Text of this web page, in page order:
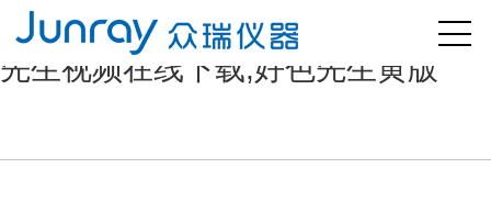
好色先生污版,下载好色先生TV,好色
先生视频在线下载,好色先生黄版